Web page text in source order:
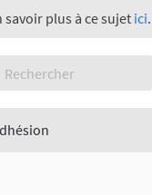
plus à ce sujet ici.